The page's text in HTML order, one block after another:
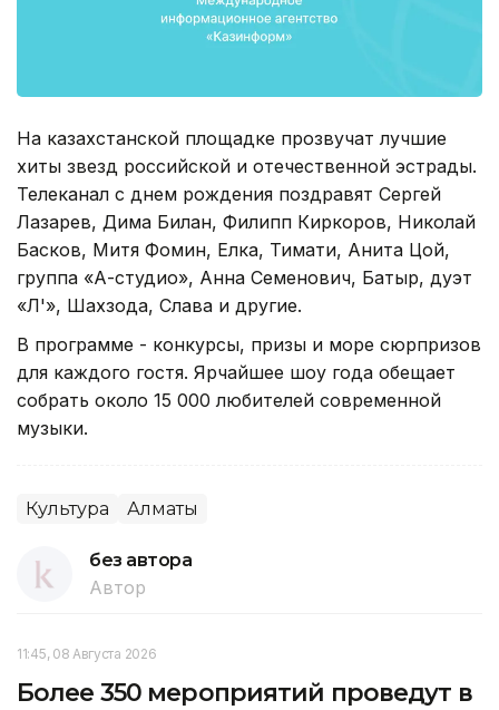
На казахстанской площадке прозвучат лучшие
хиты звезд российской и отечественной эстрады.
Телеканал с днем рождения поздравят Сергей
Лазарев, Дима Билан, Филипп Киркоров, Николай
Басков, Митя Фомин, Елка, Тимати, Анита Цой,
группа «А-студио», Анна Семенович, Батыр, дуэт
«Л'», Шахзода, Слава и другие.
В программе - конкурсы, призы и море сюрпризов
для каждого гостя. Ярчайшее шоу года обещает
собрать около 15 000 любителей современной
музыки.
Культура Алматы
без автора
Автор
11:45, 08 Августа 2026
Более 350 мероприятий проведут в